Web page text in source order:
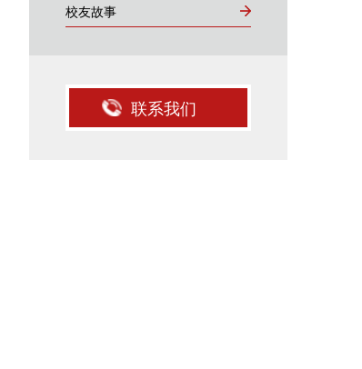
校友故事
联系我们